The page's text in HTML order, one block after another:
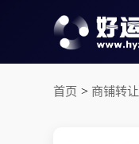
首页 > 商铺转让